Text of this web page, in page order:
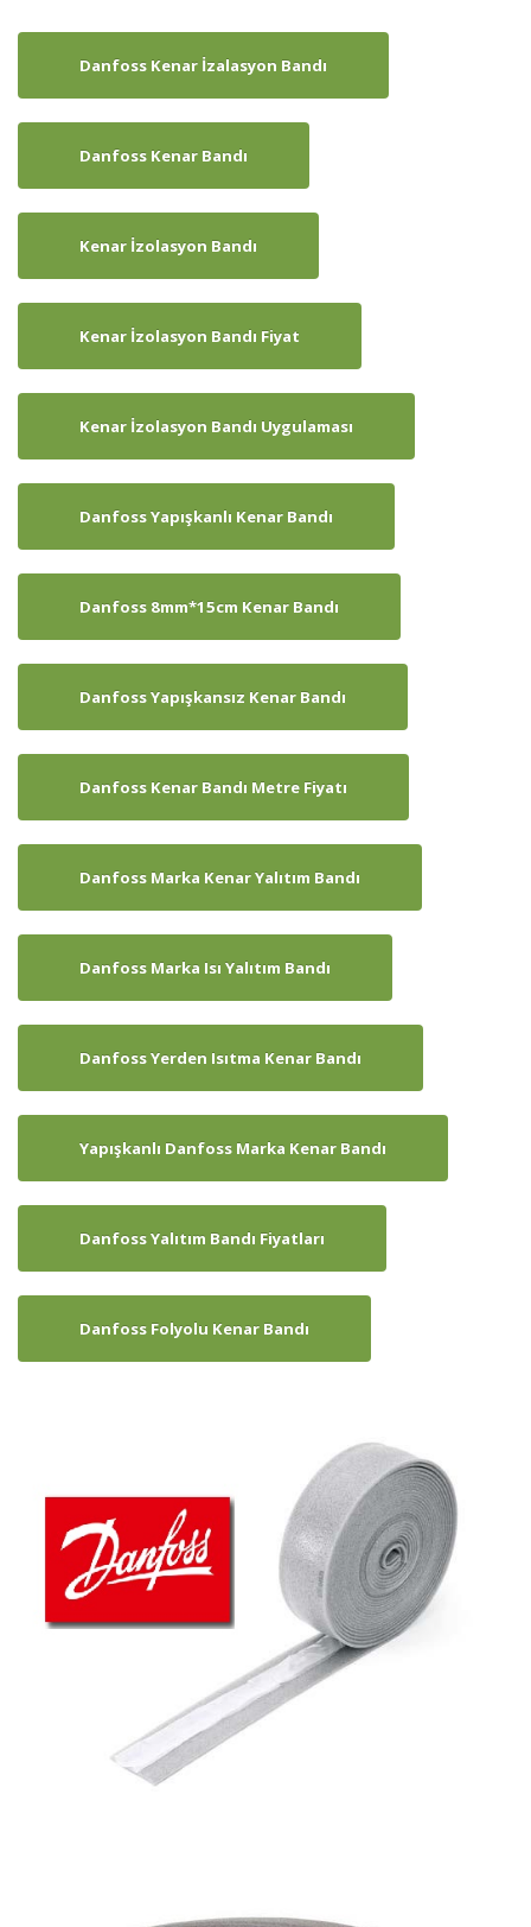
Danfoss Kenar İzalasyon Bandı
Danfoss Kenar Bandı
Kenar İzolasyon Bandı
Kenar İzolasyon Bandı Fiyat
Kenar İzolasyon Bandı Uygulaması
Danfoss Yapışkanlı Kenar Bandı
Danfoss 8mm*15cm Kenar Bandı
Danfoss Yapışkansız Kenar Bandı
Danfoss Kenar Bandı Metre Fiyatı
Danfoss Marka Kenar Yalıtım Bandı
Danfoss Marka Isı Yalıtım Bandı
Danfoss Yerden Isıtma Kenar Bandı
Yapışkanlı Danfoss Marka Kenar Bandı
Danfoss Yalıtım Bandı Fiyatları
Danfoss Folyolu Kenar Bandı